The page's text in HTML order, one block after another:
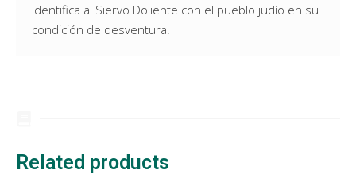
identifica al Siervo Doliente con el pueblo judío en su
condición de desventura.
Related products